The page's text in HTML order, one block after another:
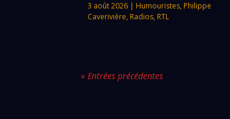
3 août 2026 | Humouristes, Philippe
Caverivière, Radios, RTL
« Entrées précédentes